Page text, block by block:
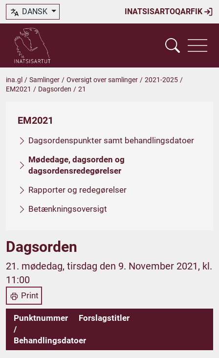
INATSISARTOQARFIK
DANSK
ina.gl / Samlinger / Oversigt over samlinger / 2021-2025 /
EM2021 / Dagsorden / 21
EM2021
Dagsordenspunkter samt behandlingsdatoer
Mødedage, dagsorden og
dagsordensredegørelser
Rapporter og redegørelser
Betænkningsoversigt
Dagsorden
21. mødedag, tirsdag den 9. November 2021, kl.
11:00
Print
Punktnummer
/
Behandlingsdatoer
Forslagstitler